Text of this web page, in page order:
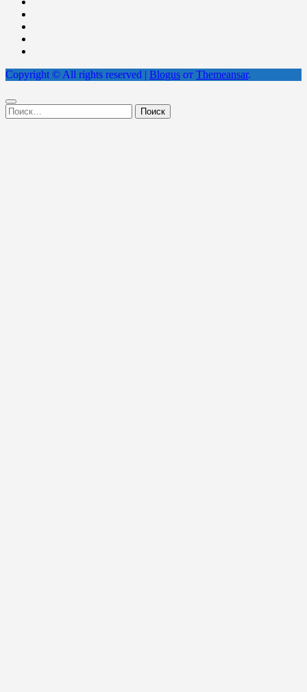
Copyright © All rights reserved | Blogus от Themeansar.
Найти: